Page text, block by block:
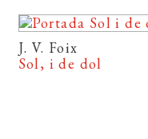
J. V. Foix
Sol, i de dol